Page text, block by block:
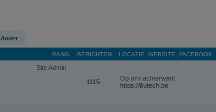
Ander
RANG BERICHTEN LOCATIE, WEBSITE,
Site Admin
1115
Op m'n achterwerk
https://illutech.be